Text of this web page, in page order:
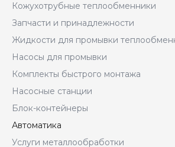
Кожухотрубные теплообменники
Запчасти и принадлежности
Жидкости для промывки
Насосы для промывки
Комплекты быстрого монтажа
Насосные станции
Блок-контейнеры
Автоматика
Услуги металлообработки